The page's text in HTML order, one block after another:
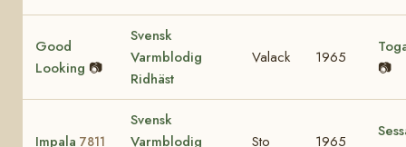
Good
Looking 📷
Svensk
Varmblodig
Ridhäst
Valack 1965
📷
Impala 7811
Svensk
Varmblodig
Sto 1965